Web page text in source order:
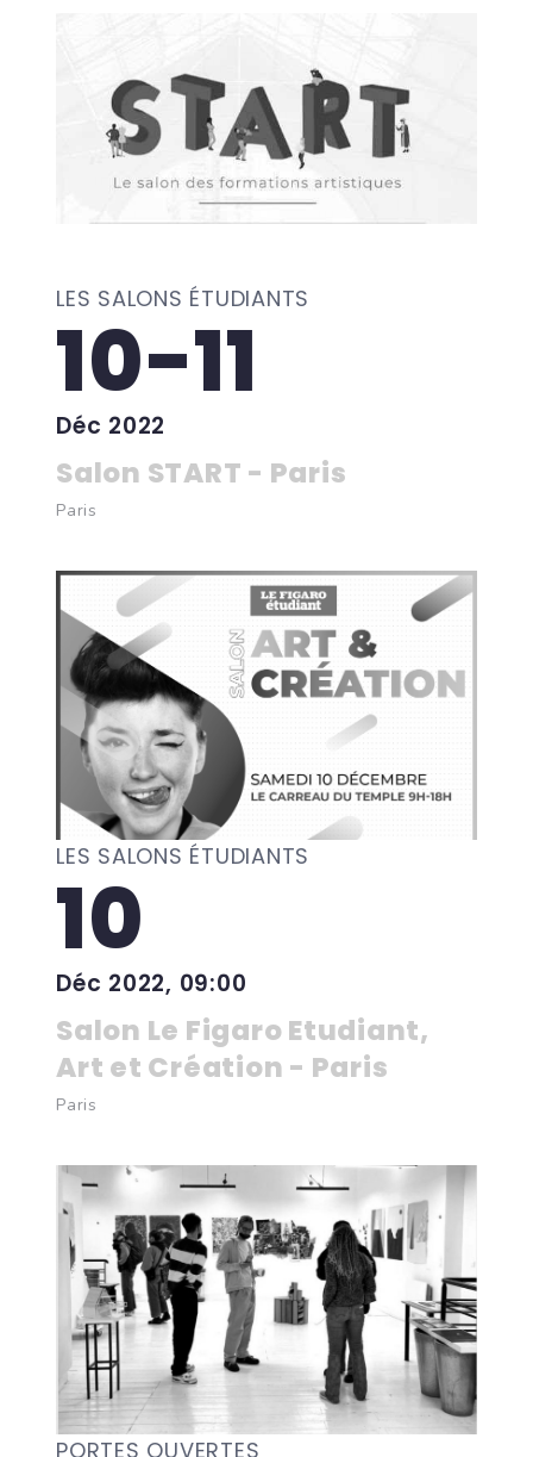
LES SALONS ÉTUDIANTS
10-11
Déc 2022
Salon START - Paris
Paris
LES SALONS ÉTUDIANTS
10
Déc 2022, 09:00
Salon Le Figaro Etudiant,
Art et Création - Paris
Paris
PORTES OUVERTES